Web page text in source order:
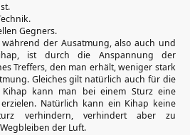
Gegners.
der Ausatmung, also auch und
ist durch die Anspannung der
Treffers, den man erhält, weniger stark
Gleiches gilt natürlich auch für die
kann man bei einem Sturz eine
Natürlich kann ein Kihap keine
verhindern, verhindert aber zu
der Luft.